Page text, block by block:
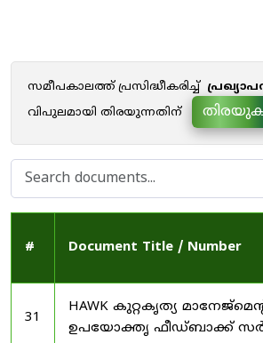
സമീപകാലത്ത് പ്രസിദ്ധീകരിച്ച്
വിപുലമായി തിരയുന്നതിന്
# Document Title / Number
31
HAWK കുറ്റകൃത്യ മാനേജ്മെന്റ്
ഉപയോക്തൃ ഫീഡ്‌ബാക്ക്